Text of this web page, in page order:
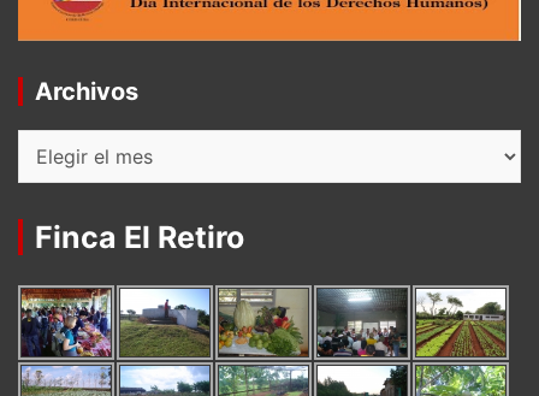
Archivos
Archivos
Finca El Retiro